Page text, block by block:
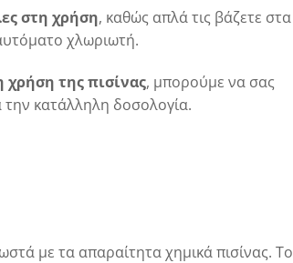
στη χρήση, καθώς απλά τις βάζετε στα
χλωριωτή.
χρήση της πισίνας, μπορούμε να σας
κατάλληλη δοσολογία.
με τα απαραίτητα χημικά πισίνας. Το